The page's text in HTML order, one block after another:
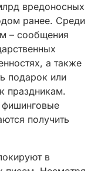
вредоносных
ранее. Среди
– сообщения
а также
подарок или
праздникам.
фишинговые
получить
в